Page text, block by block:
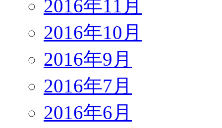
2016年11月
2016年10月
2016年9月
2016年7月
2016年6月